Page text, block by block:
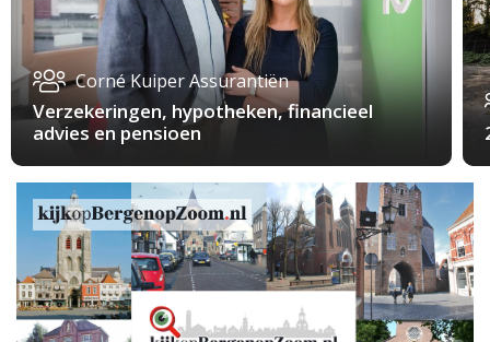
Corné Kuiper Assurantiën
Verzekeringen, hypotheken, financieel
advies en pensioen